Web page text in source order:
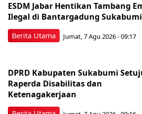
Berita Utama
ESDM Jabar Hentikan Tambang
Ilegal di Bantargadung Sukabumi
Jumat, 7 Agu 2026 - 09:17
DPRD Kabupaten Sukabumi
Raperda Disabilitas dan
Ketenagakerjaan